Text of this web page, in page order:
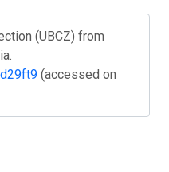
(UBCZ) from
(accessed on